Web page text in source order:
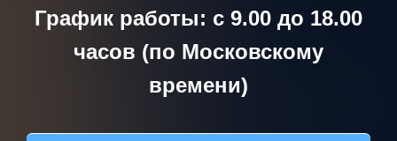
График работы: с 9.00 до 18.00
часов (по Московскому
времени)